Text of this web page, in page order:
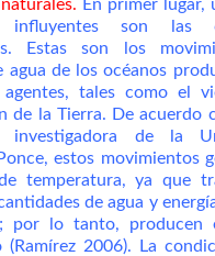
En primer lugar,
influyentes son las
Estas son los
agua de los océanos
agentes, tales como el
de la Tierra. De acuerdo
investigadora de la
estos movimientos
temperatura, ya que
de agua y
por lo tanto, producen
(Ramírez 2006). La